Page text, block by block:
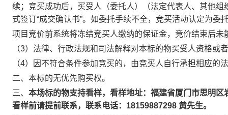
续；竞买成功后，买受人（委托人）（法定代表人、其他
式签订“成交确认书”。如委托手续不全，竞买活动认定为委
项目竞价前系统将冻结竞买人缴纳的保证金，竞价结束后
（3）法律、行政法规和司法解释对本标的物买受人资格
（4）因不符合条件参加竞买的，由竞买人自行承担相应的
二、本标的无优先购买权。
三、 本场标的物支持看样，看样地址：福建省厦门市思明
看样前请提前联系，联系电话：18159887298 黄先生。